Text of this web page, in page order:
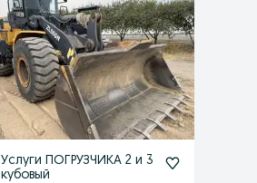
Услуги ПОГРУЗЧИКА 2 и 3
кубовый